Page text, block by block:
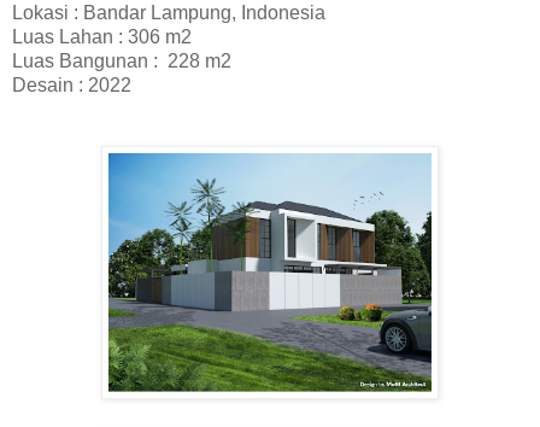
Lokasi : Bandar Lampung, Indonesia
Luas Lahan : 306 m2
Luas Bangunan : 228 m2
Desain : 2022